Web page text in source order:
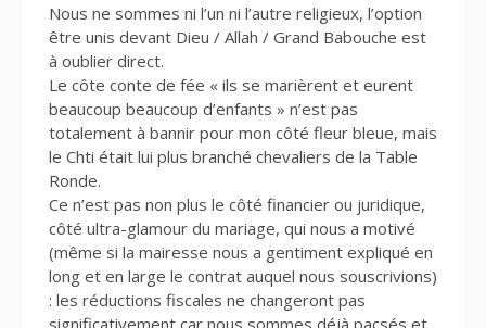
Nous ne sommes ni l’un ni l’autre religieux, l’option
être unis devant Dieu / Allah / Grand Babouche est
à oublier direct.
Le côte conte de fée « ils se marièrent et eurent
beaucoup beaucoup d’enfants » n’est pas
totalement à bannir pour mon côté fleur bleue, mais
le Chti était lui plus branché chevaliers de la Table
Ronde.
Ce n’est pas non plus le côté financier ou juridique,
côté ultra-glamour du mariage, qui nous a motivé
(même si la mairesse nous a gentiment expliqué en
long et en large le contrat auquel nous souscrivions)
: les réductions fiscales ne changeront pas
significativement car nous sommes déjà pacsés et